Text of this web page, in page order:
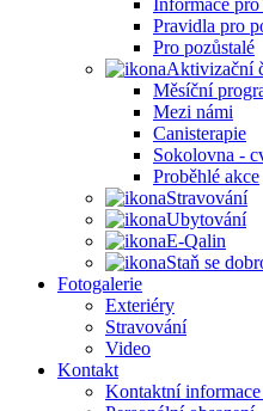
Pravidla pro
Pro pozůstalé
Aktivizační
Měsíční
Mezi námi
Canisterapie
Sokolovna -
Proběhlé akce
Stravování
Ubytování
E-Qalin
Staň se
Fotogalerie
Exteriéry
Stravování
Video
Kontakt
Kontaktní